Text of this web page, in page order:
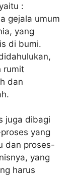
:
gejala umum
yang
di bumi.
rumit
dan
juga dibagi
yang
dan proses-
yang
harus